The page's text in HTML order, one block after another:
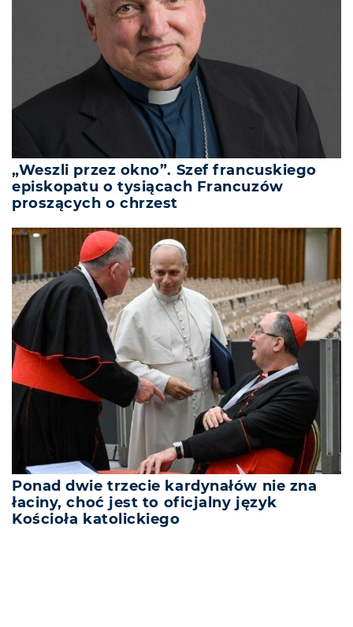
„Weszli przez okno”. Szef francuskiego
episkopatu o tysiącach Francuzów
proszących o chrzest
Ponad dwie trzecie kardynałów nie zna
łaciny, choć jest to oficjalny język
Kościoła katolickiego